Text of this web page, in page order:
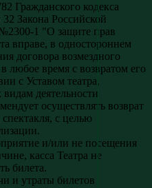
Гражданского кодекса
Закона Российской
1 "О защите прав
вправе, в одностороннем
договора возмездного
любое время с возвратом его
с Уставом театра,
видам деятельности
осуществлять возврат
с целью
и/или не посещения
касса Театра не
билета.
и утраты билетов